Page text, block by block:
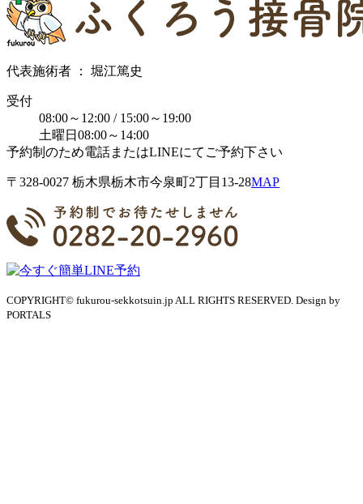
代表施術者 ： 堀江篤史
受付
08:00～12:00 / 15:00～19:00
土曜日08:00～14:00
予約制のため電話またはLINEにてご予約下さい
〒328-0027 栃⽊県栃⽊市今泉町2丁目13-28MAP
COPYRIGHT© fukurou-sekkotsuin.jp ALL RIGHTS RESERVED. Design by
PORTALS